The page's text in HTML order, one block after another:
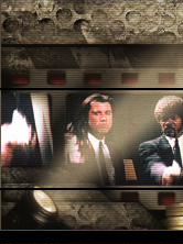
Hyppää pääsisältöön